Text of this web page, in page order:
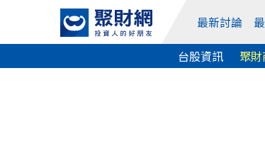
最新討論
台股資訊
聚